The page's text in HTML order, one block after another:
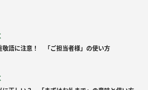
敬語に注意！ 「ご担当者様」の使い方